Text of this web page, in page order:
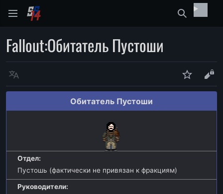
Найти
Fallout:Обитатель Пустоши
Язык Следить
Обитатель Пустоши
Отдел:
Пустошь (фактически не привязан к фракциям)
Руководители: